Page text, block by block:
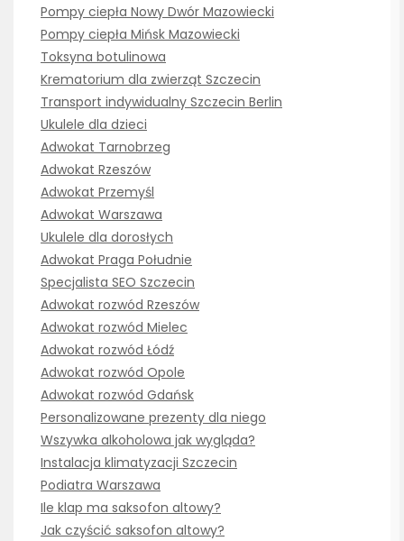
Pompy ciepła Nowy Dwór Mazowiecki
Pompy ciepła Mińsk Mazowiecki
Toksyna botulinowa
Krematorium dla zwierząt Szczecin
Transport indywidualny Szczecin Berlin
Ukulele dla dzieci
Adwokat Tarnobrzeg
Adwokat Rzeszów
Adwokat Przemyśl
Adwokat Warszawa
Ukulele dla dorosłych
Adwokat Praga Południe
Specjalista SEO Szczecin
Adwokat rozwód Rzeszów
Adwokat rozwód Mielec
Adwokat rozwód Łódź
Adwokat rozwód Opole
Adwokat rozwód Gdańsk
Personalizowane prezenty dla niego
Wszywka alkoholowa jak wygląda?
Instalacja klimatyzacji Szczecin
Podiatra Warszawa
Ile klap ma saksofon altowy?
Jak czyścić saksofon altowy?